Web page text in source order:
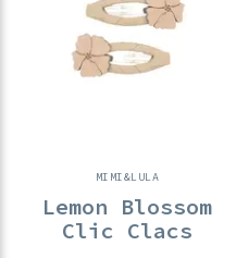
MIMI&LULA
Lemon Blossom
Clic Clacs